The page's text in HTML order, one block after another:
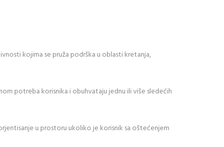
kojima se pruža podrška u oblasti kretanja,
potreba korisnika i obuhvataju jednu ili više sledećih
u prostoru ukoliko je korisnik sa oštećenjem